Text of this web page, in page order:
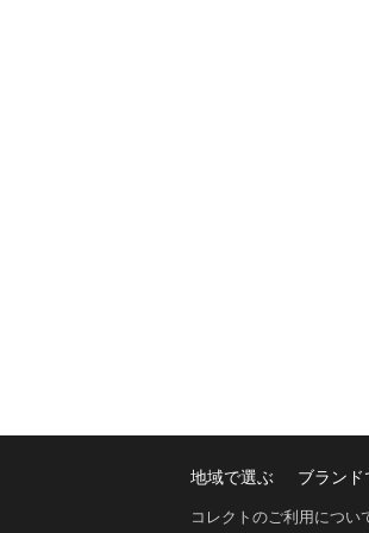
地域で選ぶ ブランド
コレクトのご利用につい